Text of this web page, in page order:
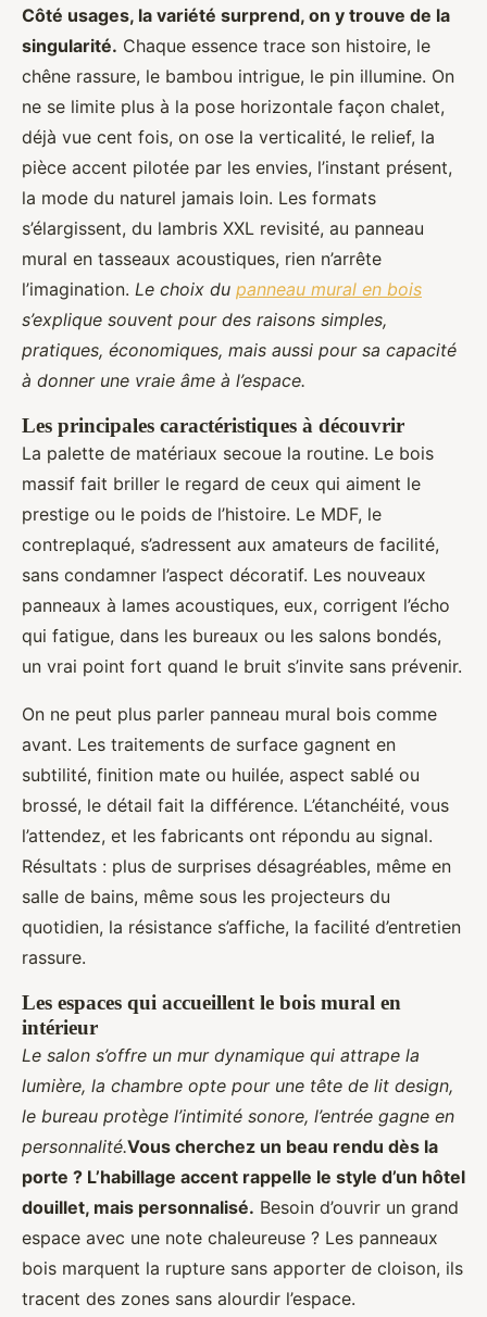
Côté usages, la variété surprend, on y trouve de la
singularité. Chaque essence trace son histoire, le
chêne rassure, le bambou intrigue, le pin illumine. On
ne se limite plus à la pose horizontale façon chalet,
déjà vue cent fois, on ose la verticalité, le relief, la
pièce accent pilotée par les envies, l’instant présent,
la mode du naturel jamais loin. Les formats
s’élargissent, du lambris XXL revisité, au panneau
mural en tasseaux acoustiques, rien n’arrête
l’imagination. Le choix du panneau mural en bois
s’explique souvent pour des raisons simples,
pratiques, économiques, mais aussi pour sa capacité
à donner une vraie âme à l’espace.
Les principales caractéristiques à découvrir
La palette de matériaux secoue la routine. Le bois
massif fait briller le regard de ceux qui aiment le
prestige ou le poids de l’histoire. Le MDF, le
contreplaqué, s’adressent aux amateurs de facilité,
sans condamner l’aspect décoratif. Les nouveaux
panneaux à lames acoustiques, eux, corrigent l’écho
qui fatigue, dans les bureaux ou les salons bondés,
un vrai point fort quand le bruit s’invite sans prévenir.
On ne peut plus parler panneau mural bois comme
avant. Les traitements de surface gagnent en
subtilité, finition mate ou huilée, aspect sablé ou
brossé, le détail fait la différence. L’étanchéité, vous
l’attendez, et les fabricants ont répondu au signal.
Résultats : plus de surprises désagréables, même en
salle de bains, même sous les projecteurs du
quotidien, la résistance s’affiche, la facilité d’entretien
rassure.
Les espaces qui accueillent le bois mural en
intérieur
Le salon s’offre un mur dynamique qui attrape la
lumière, la chambre opte pour une tête de lit design,
le bureau protège l’intimité sonore, l’entrée gagne en
personnalité.Vous cherchez un beau rendu dès la
porte ? L’habillage accent rappelle le style d’un hôtel
douillet, mais personnalisé. Besoin d’ouvrir un grand
espace avec une note chaleureuse ? Les panneaux
bois marquent la rupture sans apporter de cloison, ils
tracent des zones sans alourdir l’espace.